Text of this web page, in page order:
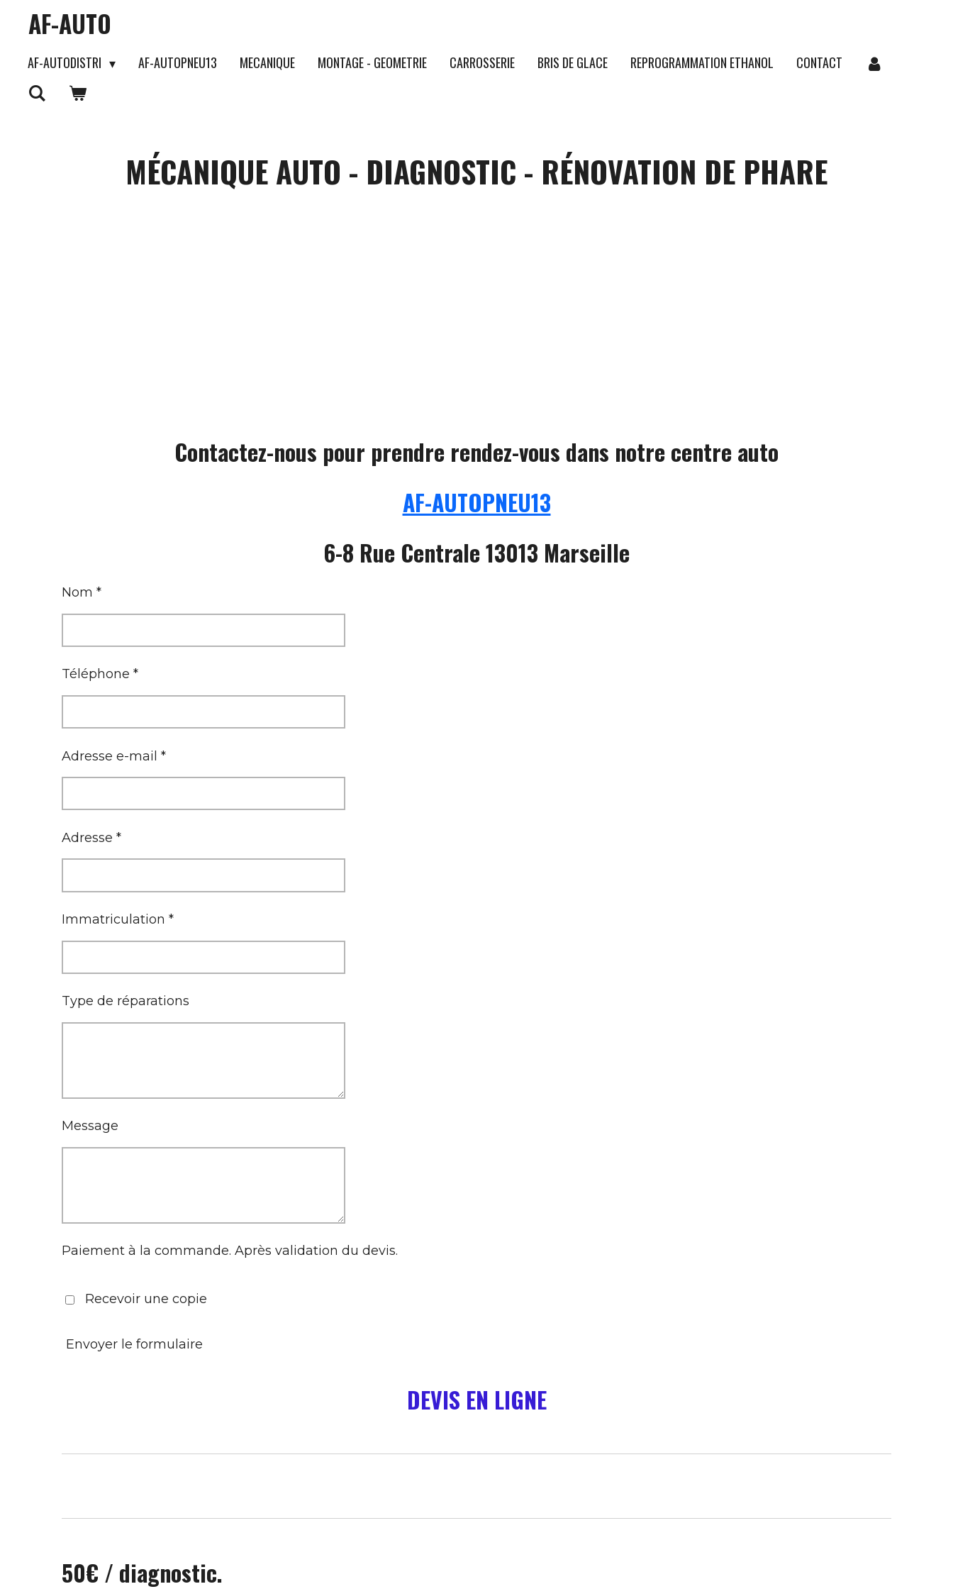
Passer
contenu
principal
AF-AUTO
AF-AUTODISTRI AF-AUTOPNEU13 MECANIQUE MONTAGE - GEOMETRIE CARROSSERIE BRIS DE GLACE REPROGRAMMATION ETHANOL CONTACT
MÉCANIQUE AUTO - DIAGNOSTIC - RÉNOVATION DE PHARE
Contactez-nous pour prendre rendez-vous dans notre centre auto
AF-AUTOPNEU13
6-8 Rue Centrale 13013 Marseille
Nom *
Téléphone *
Adresse e-mail *
Adresse *
Immatriculation *
Type de réparations
Message
Paiement à la commande. Après validation du devis.
Recevoir une copie
Envoyer le formulaire
DEVIS EN LIGNE
50€ / diagnostic.